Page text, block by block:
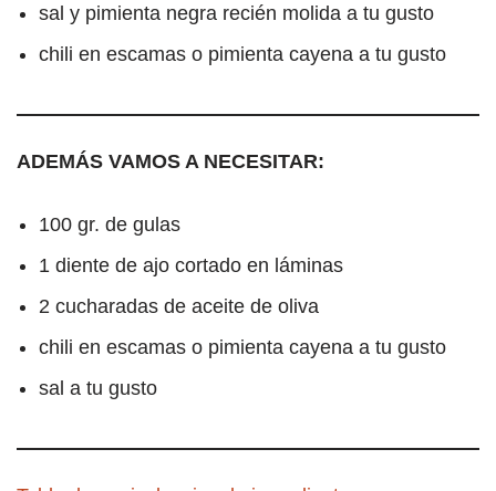
sal y pimienta negra recién molida a tu gusto
chili en escamas o pimienta cayena a tu gusto
ADEMÁS VAMOS A NECESITAR:
100 gr. de gulas
1 diente de ajo cortado en láminas
2 cucharadas de aceite de oliva
chili en escamas o pimienta cayena a tu gusto
sal a tu gusto